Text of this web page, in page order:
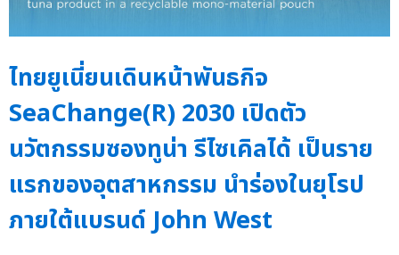
ไทยยูเนี่ยนเดินหน้าพันธกิจ
SeaChange(R) 2030 เปิดตัว
นวัตกรรมซองทูน่า รีไซเคิลได้ เป็นราย
แรกของอุตสาหกรรม นำร่องในยุโรป
ภายใต้แบรนด์ John West